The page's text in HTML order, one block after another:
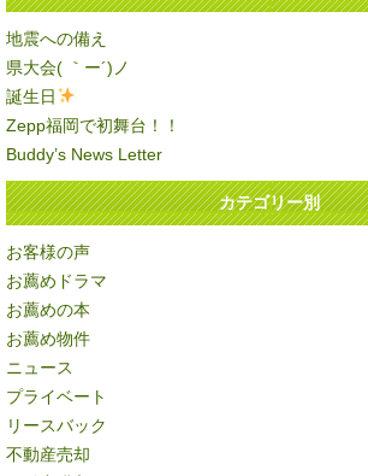
地震への備え
県大会( ｀ー´)ノ
誕生日
Zepp福岡で初舞台！！
Buddy’s News Letter
カテゴリー別
お客様の声
お薦めドラマ
お薦めの本
お薦め物件
ニュース
プライベート
リースバック
不動産売却